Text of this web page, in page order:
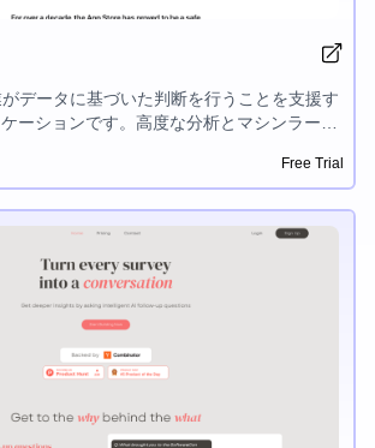
データに基づいた判断を行うことを支援す
ーションです。高度な分析とマシンラーニ
を提供します。直感的なダッシュボードに
能なレポートと可視化ツールが搭載されて
は様々なデータソースと容易に連携し、組織
的に把握することができます。使いやすいイ
堅牢なセキュリティ機能により、データ分析
エンタープライズ企業から信頼されていま
Free Trial